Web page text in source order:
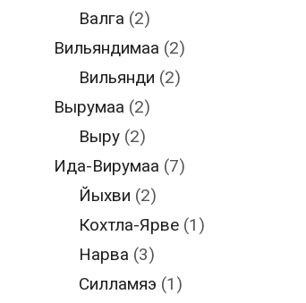
Валга (2)
Вильяндимаа (2)
Вильянди (2)
Вырумаа (2)
Выру (2)
Ида-Вирумаа (7)
Йыхви (2)
Кохтла-Ярве (1)
Нарва (3)
Силламяэ (1)